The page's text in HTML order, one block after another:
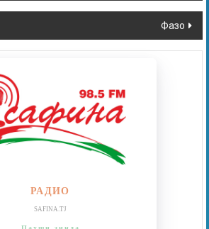
Фазо
РАДИО
SAFINA.TJ